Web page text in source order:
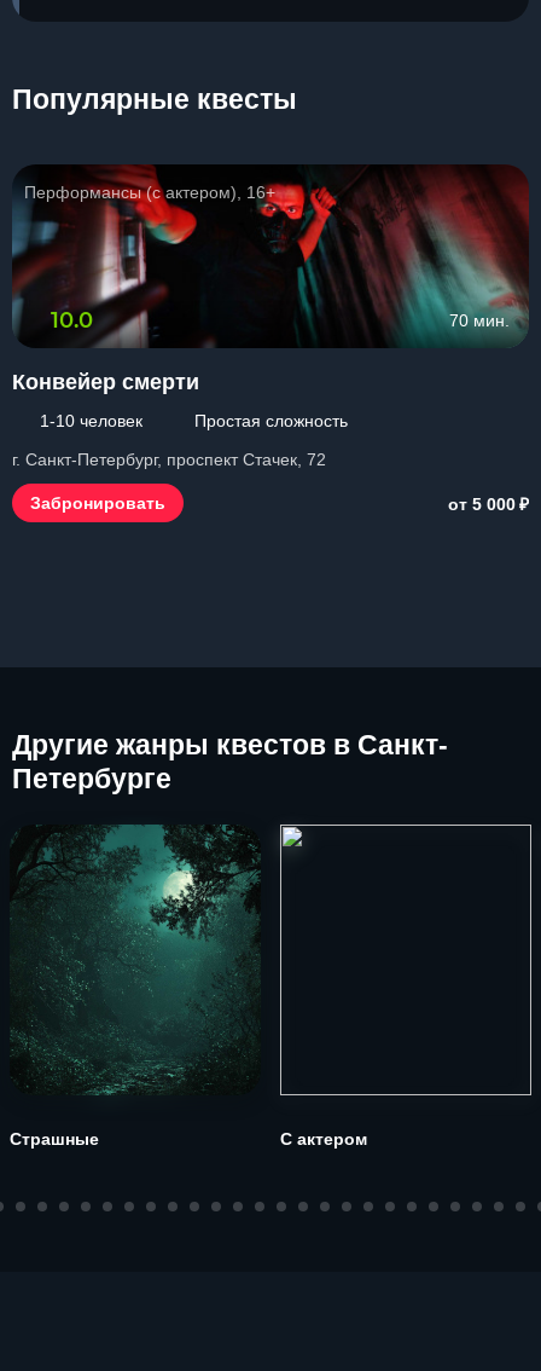
Популярные квесты
Перформансы (с актером), 16+
10.0 70 мин.
Конвейер смерти
1-10 человек
Простая сложность
г. Санкт-Петербург, проспект Стачек, 72
Забронировать от 5 000₽
Другие жанры квестов в Санкт-
Петербурге
Страшные С актером